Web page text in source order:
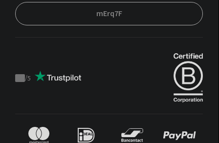
mErq7F
Trustpilot
/5